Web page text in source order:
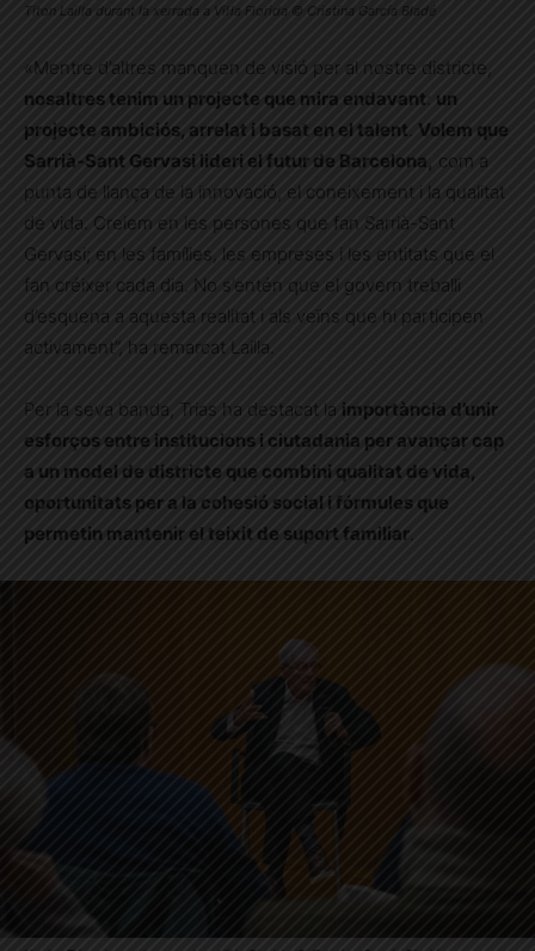
Titon Lailla durant la xerrada a Vil·la Florida © Cristina García Bladé
«Mentre d’altres manquen de visió per al nostre districte,
nosaltres tenim un projecte que mira endavant un
projecte ambiciós, arrelat i basat en el talent. Volem que
Sarrià-Sant Gervasi lideri el futur de Barcelona, com a
punta de llança de la innovació, el coneixement i la qualitat
de vida. Creiem en les persones que fan Sarrià-Sant
Gervasi; en les famílies, les empreses i les entitats que el
fan créixer cada dia. No s’entén que el govern treballi
d’esquena a aquesta realitat i als veïns que hi participen
activament”, ha remarcat Lailla.
Per la seva banda, Trias ha destacat la importància d’unir
esforços entre institucions i ciutadania per avançar cap
a un model de districte que combini qualitat de vida,
oportunitats per a la cohesió social i fórmules que
permetin mantenir el teixit de suport familiar.